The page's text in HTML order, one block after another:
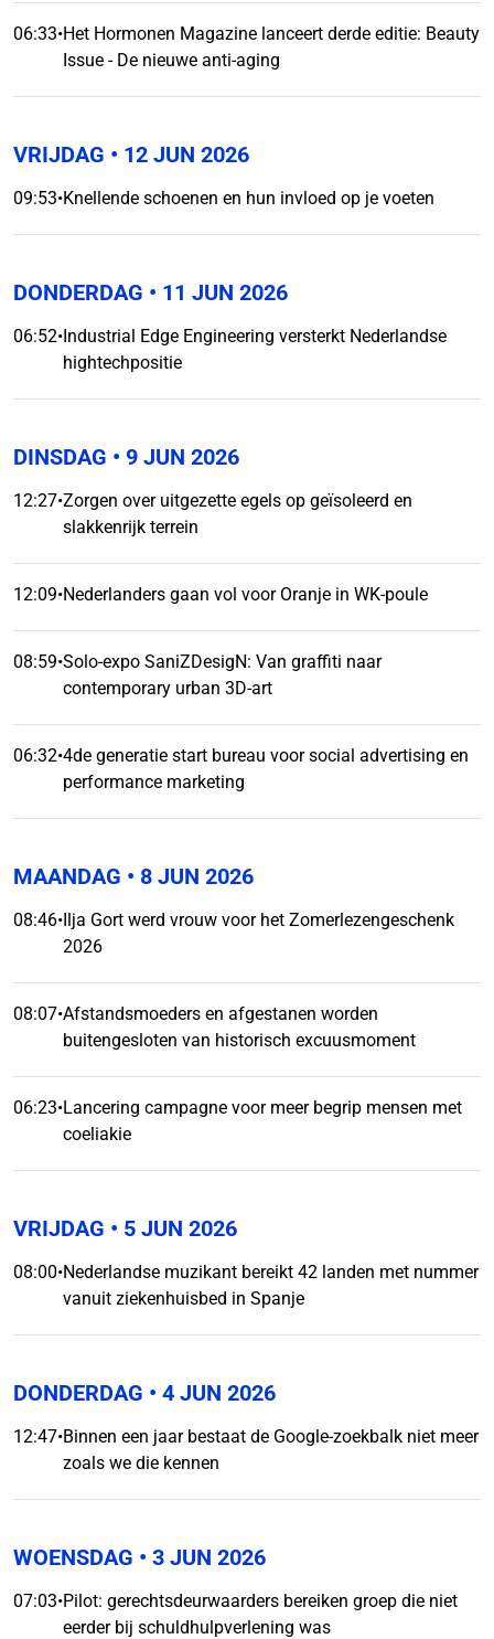
06:33•Het Hormonen Magazine lanceert derde editie: Beauty
Issue - De nieuwe anti-aging
VRIJDAG • 12 JUN 2026
09:53•Knellende schoenen en hun invloed op je voeten
DONDERDAG • 11 JUN 2026
06:52•Industrial Edge Engineering versterkt Nederlandse
hightechpositie
DINSDAG • 9 JUN 2026
12:27•Zorgen over uitgezette egels op geïsoleerd en
slakkenrijk terrein
12:09•Nederlanders gaan vol voor Oranje in WK-poule
08:59•Solo-expo SaniZDesigN: Van graffiti naar
contemporary urban 3D-art
06:32•4de generatie start bureau voor social advertising en
performance marketing
MAANDAG • 8 JUN 2026
08:46•Ilja Gort werd vrouw voor het Zomerlezengeschenk
2026
08:07•Afstandsmoeders en afgestanen worden
buitengesloten van historisch excuusmoment
06:23•Lancering campagne voor meer begrip mensen met
coeliakie
VRIJDAG • 5 JUN 2026
08:00•Nederlandse muzikant bereikt 42 landen met nummer
vanuit ziekenhuisbed in Spanje
DONDERDAG • 4 JUN 2026
12:47•Binnen een jaar bestaat de Google-zoekbalk niet meer
zoals we die kennen
WOENSDAG • 3 JUN 2026
07:03•Pilot: gerechtsdeurwaarders bereiken groep die niet
eerder bij schuldhulpverlening was